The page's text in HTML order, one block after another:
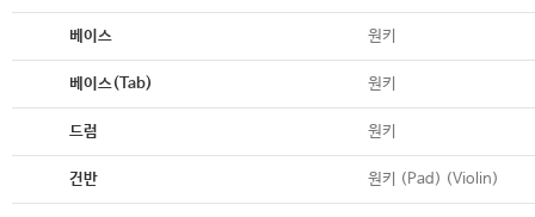
베이스 원키
베이스(Tab) 원키
드럼 원키
건반 원키 (Pad) (Violin)